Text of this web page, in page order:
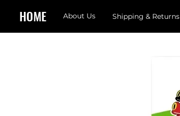
HOME About Us Shipping & Returns